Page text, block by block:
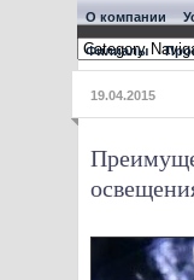
О компании
Филиалы
19.04.2015